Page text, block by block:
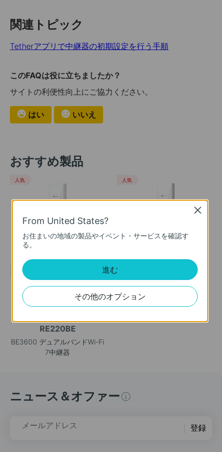
関連トピック
Tetherアプリで中継器の初期設定を行う手順
このFAQは役に立ちましたか？
サイトの利便性向上にご協力ください。
はい いいえ
おすすめ製品
RE700X
AX3000 Wi-Fi 6中継器
人気
RE600X
人気
RE220BE
BE3600 デュアルバンドWi-Fi
7中継器
新製品
ニュース＆オファー
メールアドレス 登録
From United States?
お住まいの地域の製品やイベント・サービスを確認す
る。
進む
その他のオプション
Close